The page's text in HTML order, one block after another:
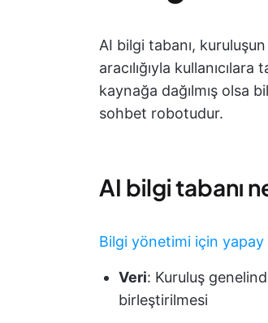
AI bilgi tabanı,
aracılığıyla
kaynağa dağılmış olsa
sohbet robotudur.
AI bilgi tabanı
Bilgi yönetimi için yapay
Veri: Kuruluş
birleştirilmesi